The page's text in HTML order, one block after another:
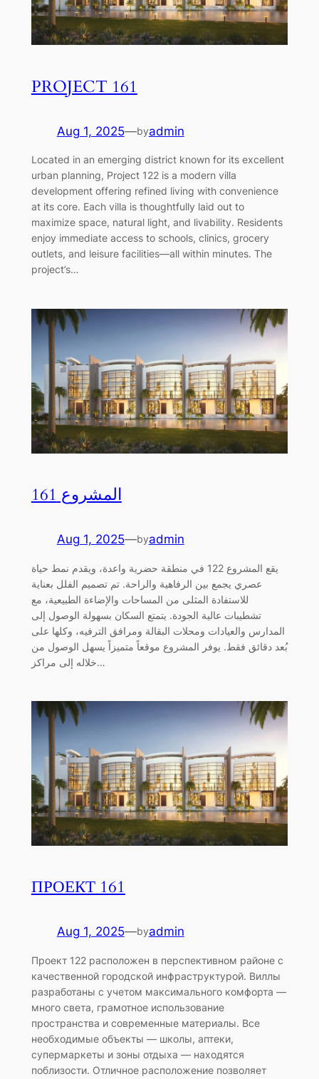
PROJECT 161
Aug 1, 2025—byadmin
Located in an emerging district known for its excellent
urban planning, Project 122 is a modern villa
development offering refined living with convenience
at its core. Each villa is thoughtfully laid out to
maximize space, natural light, and livability. Residents
enjoy immediate access to schools, clinics, grocery
outlets, and leisure facilities—all within minutes. The
project’s…
المشروع 161
Aug 1, 2025—byadmin
يقع المشروع 122 في منطقة حضرية واعدة، ويقدم نمط حياة
عصري يجمع بين الرفاهية والراحة. تم تصميم الفلل بعناية
للاستفادة المثلى من المساحات والإضاءة الطبيعية، مع
تشطيبات عالية الجودة. يتمتع السكان بسهولة الوصول إلى
المدارس والعيادات ومحلات البقالة ومرافق الترفيه، وكلها على
بُعد دقائق فقط. يوفر المشروع موقعاً متميزاً يسهل الوصول من
خلاله إلى مراكز…
ПРОЕКТ 161
Aug 1, 2025—byadmin
Проект 122 расположен в перспективном районе с
качественной городской инфраструктурой. Виллы
разработаны с учетом максимального комфорта —
много света, грамотное использование
пространства и современные материалы. Все
необходимые объекты — школы, аптеки,
супермаркеты и зоны отдыха — находятся
поблизости. Отличное расположение позволяет